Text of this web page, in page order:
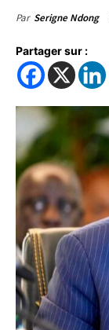
Par Serigne Ndong
Partager sur :